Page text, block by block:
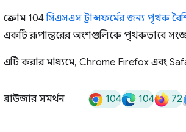
ক্রোম 104সিএসএস ট্রান্সফর্মের জন্য পৃথক
একটি রূপান্তরের অংশগুলিকে পৃথকভাবে
এটি করার মাধ্যমে, Chrome Firefox এবং
ব্রাউজার সমর্থন 104 104 72